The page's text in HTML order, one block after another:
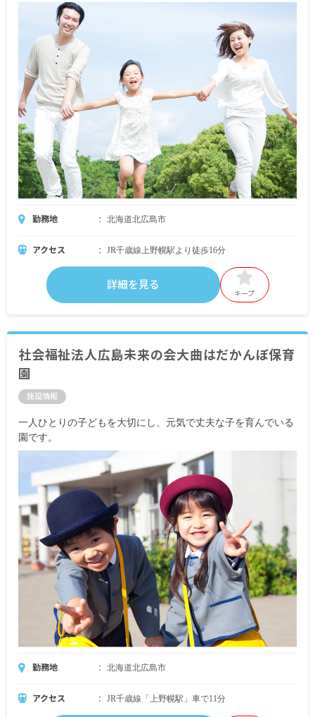
勤務地 北海道北広島市
アクセス JR千歳線上野幌駅より徒歩16分
詳細を見る
キープ
社会福祉法人広島未来の会大曲はだかんぼ保育
園
施設情報
一人ひとりの子どもを大切にし、元気で丈夫な子を育んでいる
園です。
勤務地 北海道北広島市
アクセス JR千歳線「上野幌駅」車で11分